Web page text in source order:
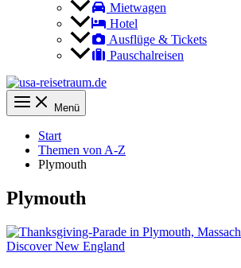
Mietwagen
Hotel
Ausflüge & Tickets
Pauschalreisen
Menü
Start
Themen von A-Z
Plymouth
Plymouth